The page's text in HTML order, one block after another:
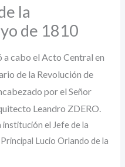
la
de 1810
a cabo el Acto Central en
de la Revolución de
por el Señor
Leandro ZDERO.
el Jefe de la
Lucio Orlando de la